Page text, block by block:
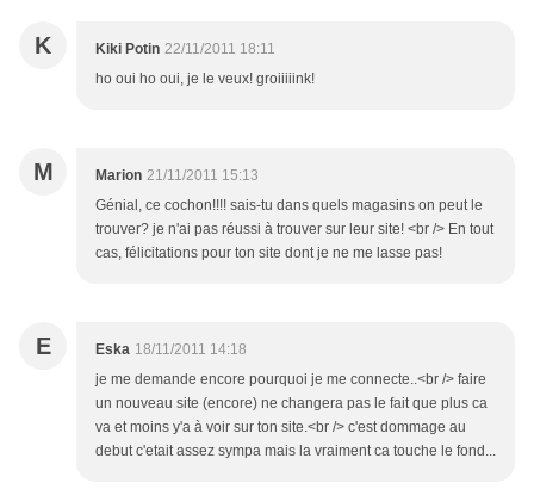
K Kiki Potin 22/11/2011 18:11
ho oui ho oui, je le veux! groiiiiink!
M Marion 21/11/2011 15:13
Génial, ce cochon!!!! sais-tu dans quels magasins on peut le
trouver? je n'ai pas réussi à trouver sur leur site! <br /> En tout
cas, félicitations pour ton site dont je ne me lasse pas!
E Eska 18/11/2011 14:18
je me demande encore pourquoi je me connecte..<br /> faire
un nouveau site (encore) ne changera pas le fait que plus ca
va et moins y'a à voir sur ton site.<br /> c'est dommage au
debut c'etait assez sympa mais la vraiment ca touche le fond...